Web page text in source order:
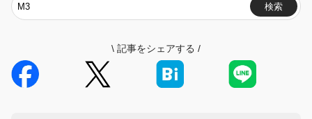
検索
\ 記事をシェアする /